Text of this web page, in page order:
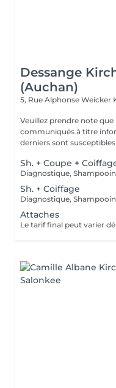
Dessange
(Auchan)
5, Rue Alphonse Weicker
Veuillez prendre note
communiqués à titre
derniers sont susceptibles
Sh. + Coupe +
Sh. + Coiffage
Attaches